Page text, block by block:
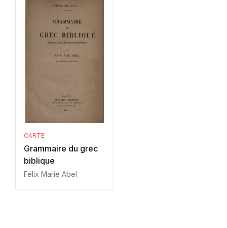
CARTE
Grammaire du grec
biblique
Félix Marie Abel